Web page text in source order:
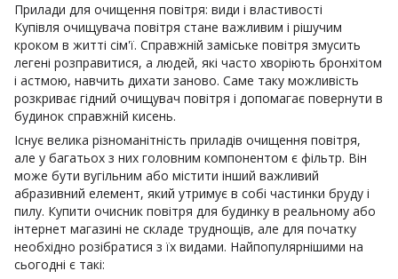
Прилади для очищення повітря: види і властивості
Купівля очищувача повітря стане важливим і рішучим
кроком в житті сім'ї. Справжній заміське повітря змусить
легені розправитися, а людей, які часто хворіють бронхітом
і астмою, навчить дихати заново. Саме таку можливість
розкриває гідний очищувач повітря і допомагає повернути в
будинок справжній кисень.
Існує велика різноманітність приладів очищення повітря,
але у багатьох з них головним компонентом є фільтр. Він
може бути вугільним або містити інший важливий
абразивний елемент, який утримує в собі частинки бруду і
пилу. Купити очисник повітря для будинку в реальному або
інтернет магазині не складе труднощів, але для початку
необхідно розібратися з їх видами. Найпопулярнішими на
сьогодні є такі: